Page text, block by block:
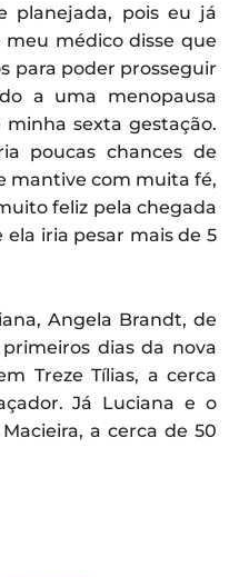
planejada, pois eu já
meu médico disse que
para poder prosseguir
a uma menopausa
minha sexta gestação.
poucas chances de
mantive com muita fé,
feliz pela chegada
iria pesar mais de 5
Angela Brandt, de
dias da nova
Treze Tílias, a cerca
Já Luciana e o
a cerca de 50